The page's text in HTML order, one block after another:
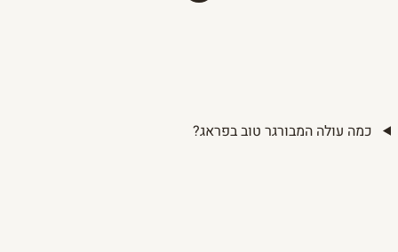
כמה עולה המבורגר טוב בפראג?